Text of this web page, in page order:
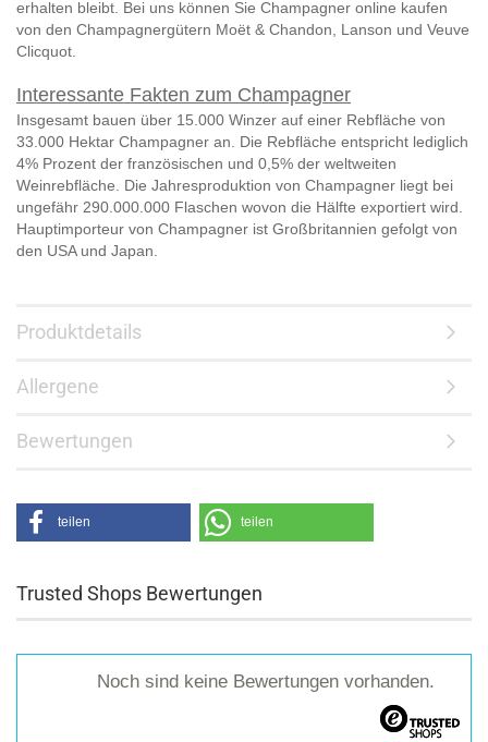
erhalten bleibt. Bei uns können Sie Champagner online kaufen
von den Champagnergütern Moët & Chandon, Lanson und Veuve
Clicquot.
Interessante Fakten zum Champagner
Insgesamt bauen über 15.000 Winzer auf einer Rebfläche von
33.000 Hektar Champagner an. Die Rebfläche entspricht lediglich
4% Prozent der französischen und 0,5% der weltweiten
Weinrebfläche. Die Jahresproduktion von Champagner liegt bei
ungefähr 290.000.000 Flaschen wovon die Hälfte exportiert wird.
Hauptimporteur von Champagner ist Großbritannien gefolgt von
den USA und Japan.
Produktdetails
Allergene
Bewertungen
teilen teilen
Trusted Shops Bewertungen
Noch sind keine Bewertungen vorhanden.